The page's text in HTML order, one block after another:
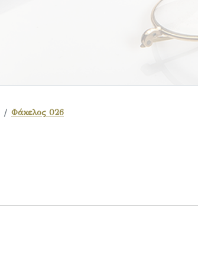
Φάκελος 026